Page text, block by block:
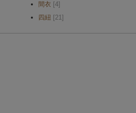
間衣 [4]
四紐 [21]